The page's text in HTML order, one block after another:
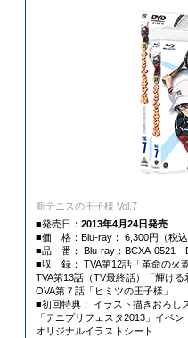
新テニスの王子様 Vol.7
■発売日：2013年4月24日発売
■価 格：Blu-ray： 6,300円（税込
■品 番： Blu-ray：BCXA-0521
■収 録： TVA第12話「革命の火蓋
TVA第13話（TV最終話）「輝ける
OVA第７話「ヒミツの王子様」
■初回特典： イラスト描きおろし
「テニプリフェスタ2013」イベ
オリジナルイラストシート